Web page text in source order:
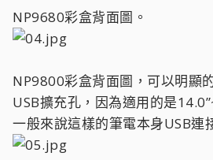
NP9680彩盒背面圖。
NP9800彩盒背面圖，可以明顯
USB擴充孔，因為適用的是
一般來說這樣的筆電本身USB連